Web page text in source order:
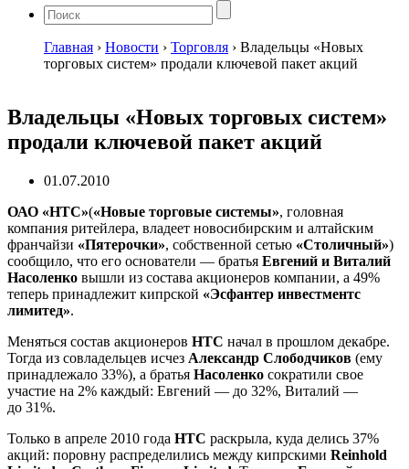
Главная › Новости › Торговля › Владельцы «Новых
торговых систем» продали ключевой пакет акций
Владельцы «Новых торговых систем»
продали ключевой пакет акций
01.07.2010
ОАО «НТС»(«Новые торговые системы», головная
компания ритейлера, владеет новосибирским и алтайским
франчайзи «Пятерочки», собственной сетью «Столичный»)
сообщило, что его основатели — братья Евгений и Виталий
Насоленко вышли из состава акционеров компании, а 49%
теперь принадлежит кипрской «Эсфантер инвестментс
лимитед».
Меняться состав акционеров НТС начал в прошлом декабре.
Тогда из совладельцев исчез Александр Слободчиков (ему
принадлежало 33%), а братья Насоленко сократили свое
участие на 2% каждый: Евгений — до 32%, Виталий —
до 31%.
Только в апреле 2010 года НТС раскрыла, куда делись 37%
акций: поровну распределились между кипрскими Reinhold